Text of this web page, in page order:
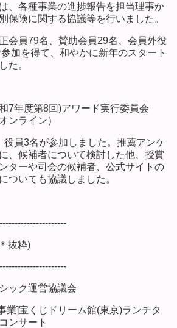
事業の進捗報告を担当理事か
保険に関する協議等を行いました。
名、賛助会員29名、会員外役
加を得て、和やかに新年のスタート
た。
7年度第8回)アワード実行委員会
ンライン）
が参加しました。推薦アンケ
、候補者について検討した他、授賞
ターや司会の候補者、公式サイトの
ついても協議しました。
抜粋)
ック運営協議会
]宝くじドリーム館(東京)ランチタ
ンサート